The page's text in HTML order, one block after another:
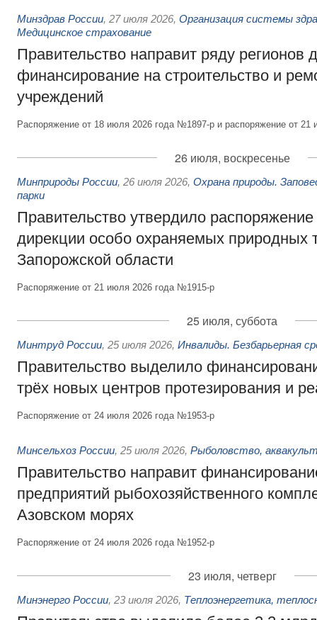
Минздрав России, 27 июля 2026, Организация системы
Медицинское страхование
Правительство направит ряду регионов
финансирование на строительство и
учреждений
Распоряжение от 18 июля 2026 года №1897-р и распоряжение от
26 июля, воскресенье
Минприроды России, 26 июля 2026, Охрана природы.
парки
Правительство утвердило
дирекции особо охраняемых природных
Запорожской области
Распоряжение от 21 июля 2026 года №1915-р
25 июля, суббота
Минтруд России, 25 июля 2026, Инвалиды. Безбарьерная
Правительство выделило
трёх новых центров протезирования и
Распоряжение от 24 июля 2026 года №1953-р
Минсельхоз России, 25 июля 2026, Рыболовство,
Правительство направит
предприятий рыбохозяйственного
Азовском морях
Распоряжение от 24 июля 2026 года №1952-р
23 июля, четверг
Минэнерго России, 23 июля 2026, Теплоэнергетика,